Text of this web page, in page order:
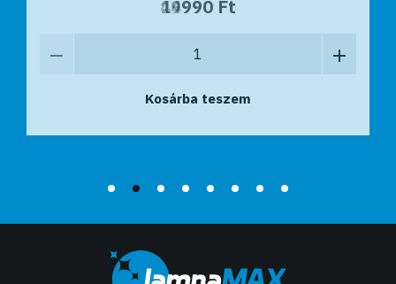
44990 Ft
Kosárba teszem
19990 Ft
Kosárba teszem